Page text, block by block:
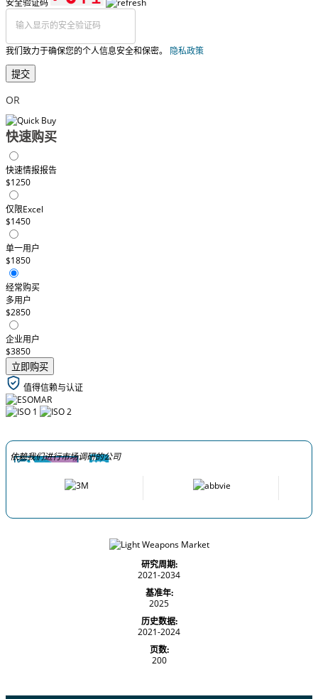
我们致力于确保您的个人信息安全和保密。 隐私政策
提交
OR
快速购买
快速情报报告
$1250
仅限Excel
$1450
单一用户
$1850
经常购买
多用户
$2850
企业用户
$3850
立即购买
值得信赖与认证
依赖我们进行市场调研的公司
研究周期:
2021-2034
基准年:
2025
历史数据:
2021-2024
页数:
200